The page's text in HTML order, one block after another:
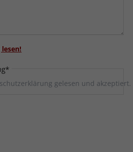
*
gelesen und akzeptiert.